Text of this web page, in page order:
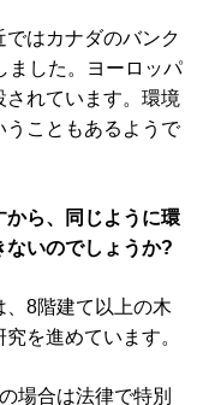
はカナダのバンク
ました。ヨーロッパ
されています。環境
うこともあるようで
ら、同じように環
ないのでしょうか?
、8階建て以上の木
を進めています。
場合は法律で特別